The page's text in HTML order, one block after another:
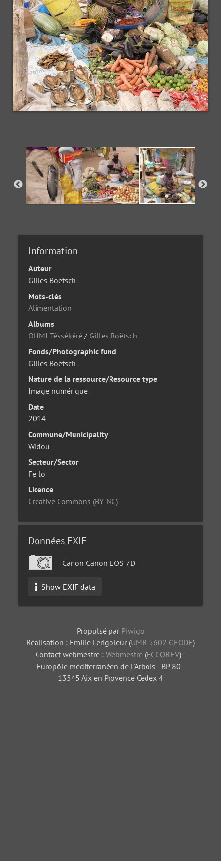
Information
Auteur
Gilles Boëtsch
Mots-clés
Alimentation
Albums
OHMI Téssékéré / Gilles Boëtsch
Fonds/Photographic fund
Gilles Boëtsch
Nature de la ressource/Resource type
Image numérique
Date
2014
Commune/Municipality
Widou
Secteur/Sector
Ferlo
Licence
Creative Commons (BY-NC)
Données EXIF
Canon Canon EOS 7D
Show EXIF data
Propulsé par Piwigo
Réalisation : Emilie Lerigoleur (UMR 5602 GEODE)
Contact webmestre : Webmestre (ECCOREV) -
Europôle méditerranéen de L'Arbois - BP 80 -
13545 Aix en Provence Cedex 4